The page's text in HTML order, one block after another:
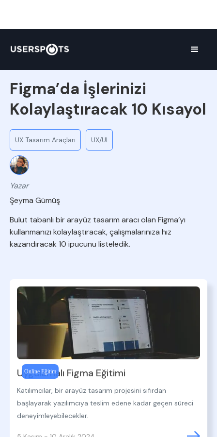
Figma’da İşlerinizi
Kolaylaştıracak 10 Kısayol
Yazar
Şeyma Gümüş
UX Tasarım Araçları UX/UI
Bulut tabanlı bir arayüz tasarım aracı olan Figma’yı
kullanmanızı kolaylaştıracak, çalışmalarınıza hız
kazandıracak 10 ipucunu listeledik.
Online Eğitim
Uygulamalı Figma Eğitimi
Katılımcılar, bir arayüz tasarım projesini sıfırdan
başlayarak yazılımcıya teslim edene kadar geçen süreci
deneyimleyebilecekler.